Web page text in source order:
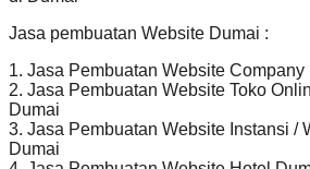
Jasa pembuatan Website Dumai :
1. Jasa Pembuatan Website
2. Jasa Pembuatan Website Toko
Dumai
3. Jasa Pembuatan Website Instansi /
Dumai